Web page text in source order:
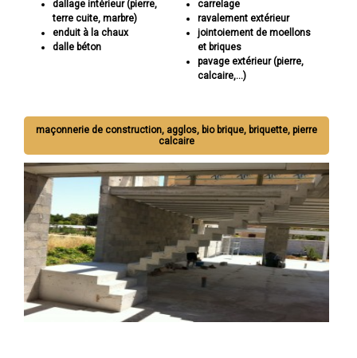
dallage intérieur (pierre,
terre cuite, marbre)
enduit à la chaux
dalle béton
carrelage
ravalement extérieur
jointoiement de moellons
et briques
pavage extérieur (pierre,
calcaire,...)
maçonnerie de construction, agglos, bio brique, briquette, pierre
calcaire